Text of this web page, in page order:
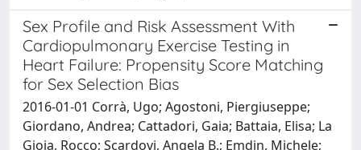
Sex Profile and Risk Assessment With
Cardiopulmonary Exercise Testing in
Heart Failure: Propensity Score Matching
for Sex Selection Bias
2016-01-01 Corrà, Ugo; Agostoni, Piergiuseppe;
Giordano, Andrea; Cattadori, Gaia; Battaia, Elisa; La
Gioia, Rocco; Scardovi, Angela B.; Emdin, Michele;